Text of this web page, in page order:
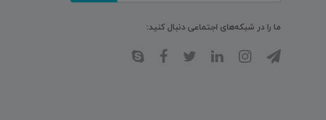
ما را در شبکه‌های اجتماعی دنبال کنید: